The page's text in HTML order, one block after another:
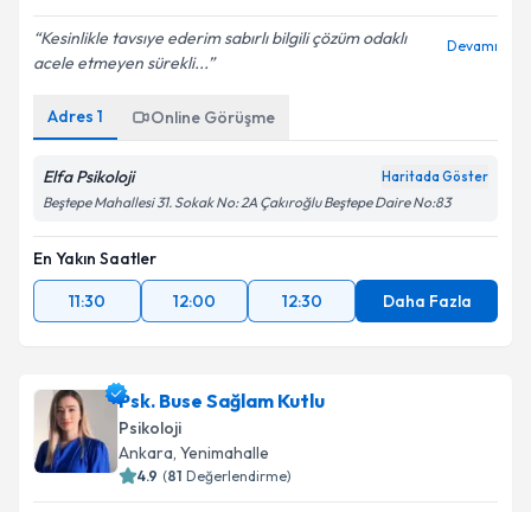
Kesinlikle tavsıye ederim sabırlı bilgili çözüm odaklı
acele etmeyen sürekli...
Devamı
Adres 1 Online Görüşme
Elfa Psikoloji Haritada Göster
Beştepe Mahallesi 31. Sokak No: 2A Çakıroğlu Beştepe Daire No:83
En Yakın Saatler
11:30
12:00 12:30 Daha Fazla
Psk. Buse Sağlam Kutlu
Psikoloji
Ankara, Yenimahalle
4.9 (81 Değerlendirme)